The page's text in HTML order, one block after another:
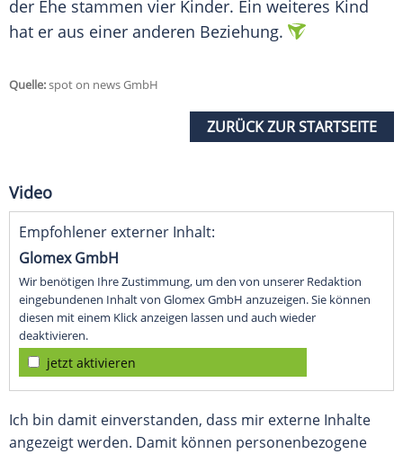
der Ehe stammen vier Kinder. Ein weiteres Kind
hat er aus einer anderen Beziehung.
Quelle:spot on news GmbH
ZURÜCK ZUR STARTSEITE
Video
Empfohlener externer Inhalt:
Glomex GmbH
Wir benötigen Ihre Zustimmung, um den von unserer Redaktion
eingebundenen Inhalt von Glomex GmbH anzuzeigen. Sie können
diesen mit einem Klick anzeigen lassen und auch wieder
deaktivieren.
jetzt aktivieren
Ich bin damit einverstanden, dass mir externe Inhalte
angezeigt werden. Damit können personenbezogene